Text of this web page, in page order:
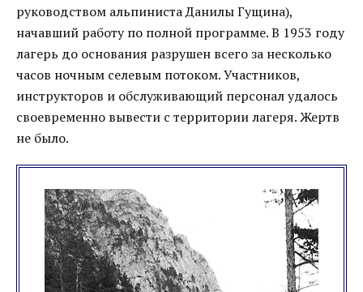
руководством альпиниста Данилы Гущина),
начавший работу по полной программе. В 1953 году
лагерь до основания разрушен всего за несколько
часов ночным селевым потоком. Участников,
инструкторов и обслуживающий персонал удалось
своевременно вывести с территории лагеря. Жертв
не было.